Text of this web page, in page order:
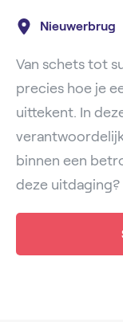
Nieuwerbrug
Van schets tot
precies hoe je
uittekent. In
binnen een
deze